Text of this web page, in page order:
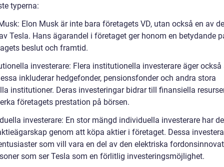
typerna:
Elon Musk är inte bara företagets VD, utan också en av
Tesla. Hans ägarandel i företaget ger honom en betydande
beslut och framtid.
investerare: Flera institutionella investerare äger också
inkluderar hedgefonder, pensionsfonder och andra stora
institutioner. Deras investeringar bidrar till finansiella
företagets prestation på börsen.
investerare: En stor mängd individuella investerare har
genom att köpa aktier i företaget. Dessa
som vill vara en del av den elektriska
som ser Tesla som en förlitlig investeringsmöjlighet.